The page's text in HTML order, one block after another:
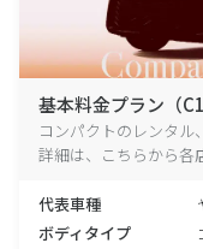
基本料金プラン（C1
コンパクトのレンタル
詳細は、こちらから各
代表車種
ボディタイプ